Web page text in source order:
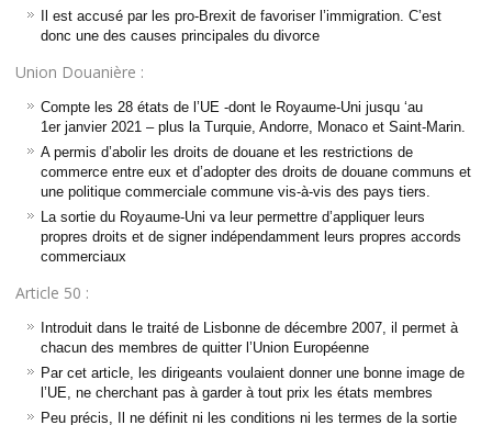
Il est accusé par les pro-Brexit de favoriser l’immigration. C’est
donc une des causes principales du divorce
Union Douanière :
Compte les 28 états de l’UE -dont le Royaume-Uni jusqu ‘au
1er janvier 2021 – plus la Turquie, Andorre, Monaco et Saint-Marin.
A permis d’abolir les droits de douane et les restrictions de
commerce entre eux et d’adopter des droits de douane communs et
une politique commerciale commune vis-à-vis des pays tiers.
La sortie du Royaume-Uni va leur permettre d’appliquer leurs
propres droits et de signer indépendamment leurs propres accords
commerciaux
Article 50 :
Introduit dans le traité de Lisbonne de décembre 2007, il permet à
chacun des membres de quitter l’Union Européenne
Par cet article, les dirigeants voulaient donner une bonne image de
l’UE, ne cherchant pas à garder à tout prix les états membres
Peu précis, Il ne définit ni les conditions ni les termes de la sortie